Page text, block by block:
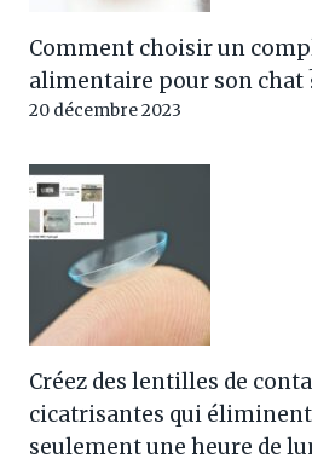
Comment choisir un
alimentaire pour son chat
20 décembre 2023
Créez des lentilles de
cicatrisantes qui
seulement une heure de